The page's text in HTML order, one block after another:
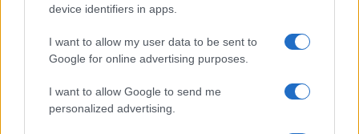
device identifiers in apps.
I want to allow my user data to be sent to
Google for online advertising purposes.
I want to allow Google to send me
personalized advertising.
Ιράν: Δεν συνομιλούμε με τις ΗΠΑ όσο